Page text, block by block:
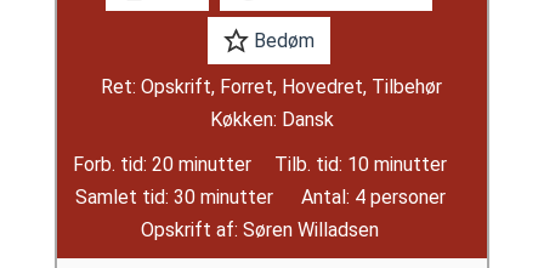
Bedøm
Ret:Opskrift, Forret, Hovedret, Tilbehør
Køkken: Dansk
Forb. tid:20minutter
minutter Tilb. tid: 10minutter
minutter
Samlet tid: 30minutter
minutter Antal: 4 personer
Opskrift af:Søren Willadsen